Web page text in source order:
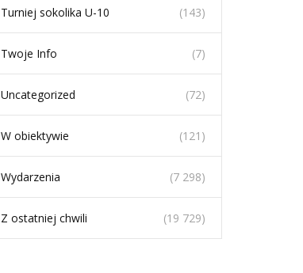
Turniej sokolika U-10 (143)
Twoje Info (7)
Uncategorized (72)
W obiektywie (121)
Wydarzenia (7 298)
Z ostatniej chwili (19 729)